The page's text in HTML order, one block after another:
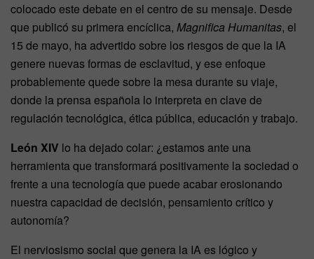
colocado este debate en el centro de su mensaje. Desde
que publicó su primera encíclica, Magnifica Humanitas, el
15 de mayo, ha advertido sobre los riesgos de que la IA
genere nuevas formas de esclavitud, y ese enfoque
probablemente quede sobre la mesa durante su viaje,
donde la prensa española lo interpreta en clave de
regulación tecnológica, ética pública, educación y trabajo.
León XIV lo ha dejado colar: ¿estamos ante una
herramienta que transformará positivamente la sociedad o
frente a una tecnología que puede acabar erosionando
nuestra capacidad de decisión, pensamiento crítico y
autonomía?
El nerviosismo social que genera la IA es lógico y